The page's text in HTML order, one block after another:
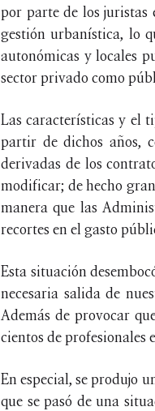
por parte de los juristas
gestión urbanística, lo
autonómicas y locales
sector privado como
Las características y el
partir de dichos años,
derivadas de los
modificar; de hecho
manera que las
recortes en el gasto
Esta situación
necesaria salida de
Además de provocar
cientos de profesionales
En especial, se produjo
que se pasó de una